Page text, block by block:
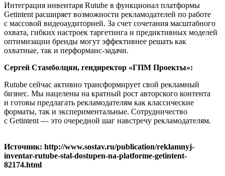
Интеграция инвентаря Rutube в функционал платформы
Getintent расширяет возможности рекламодателей по работе
с массовой видеoaудиторией. За счет сочетания масштабного
охвата, гибких настроек таргетинга и предиктивных моделей
оптимизации бренды могут эффективнее решать как
охватные, так и перформанс-задачи.
Сергей Стамболцян, гендиректор «ГПМ Проекты»:
Rutube сейчас активно трансформирует свой рекламный
бизнес. Мы нацелены на кратный рост авторского контента
и готовы предлагать рекламодателям как классические
форматы, так и экспериментальные. Сотрудничество
с Getintent — это очередной шаг навстречу рекламодателям.
Источник: http://www.sostav.ru/publication/reklamnyj-
inventar-rutube-stal-dostupen-na-platforme-getintent-
82174.html